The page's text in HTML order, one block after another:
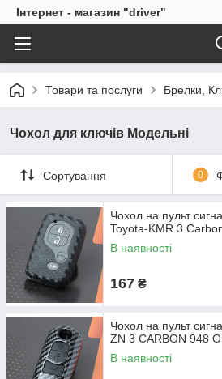
Інтернет - магазин "driver"
Товари та послуги Брелки,
Чохол для ключів Модельні
Сортування 0
Чохол на пульт
Toyota-KMR 3
В наявності
167 ₴
Чохол на пульт
ZN 3 CARBON 948
В наявності